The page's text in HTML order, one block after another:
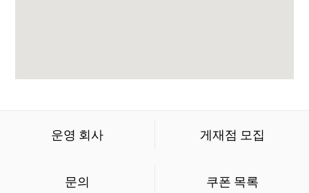
운영 회사 게재점 모집
문의 쿠폰 목록